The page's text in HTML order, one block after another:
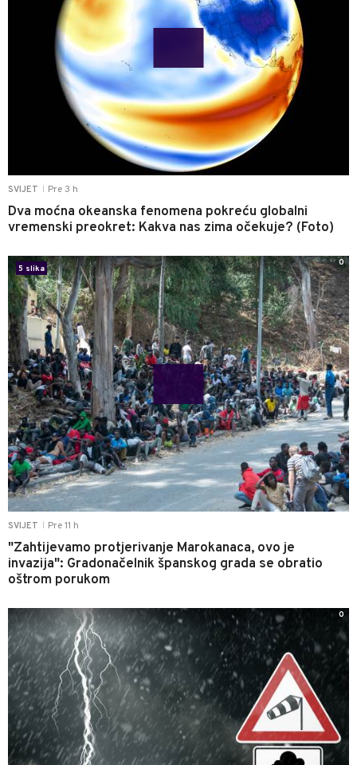
SVIJET Pre 3 h
Dva moćna okeanska fenomena pokreću globalni
vremenski preokret: Kakva nas zima očekuje? (Foto)
SVIJET Pre 11 h
"Zahtijevamo protjerivanje Marokanaca, ovo je
invazija": Gradonačelnik španskog grada se obratio
oštrom porukom
5 slika
0
0